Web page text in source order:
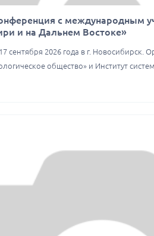
с международным
и на Дальнем Востоке»
сентября 2026 года в г. Новосибирск.
общество» и Институт